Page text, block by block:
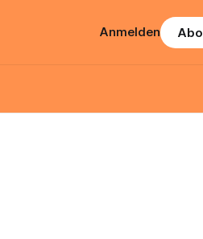
Anmelden